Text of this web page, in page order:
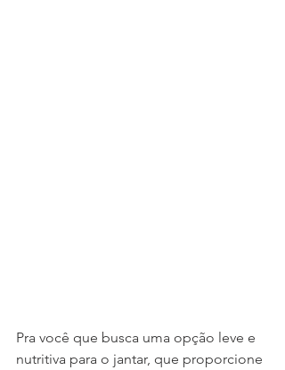
Pra você que busca uma opção leve e
nutritiva para o jantar, que proporcione